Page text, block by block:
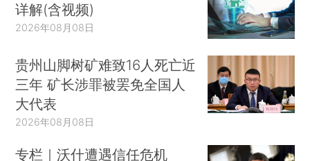
详解(含视频)
2026年08月08日
贵州山脚树矿难致16人死亡近
三年 矿长涉罪被罢免全国人
大代表
2026年08月08日
专栏｜沃什遭遇信任危机